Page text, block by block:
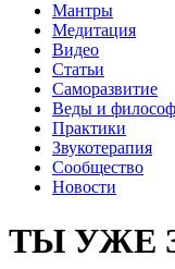
Мантры
Медитация
Видео
Статьи
Саморазвитие
Веды и
Практики
Звукотерапия
Сообщество
Новости
ТЫ УЖЕ